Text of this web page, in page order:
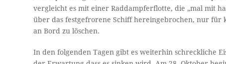
vergleicht es mit einer Raddampferflotte, die „mal mit
über das festgefrorene Schiff hereingebrochen, nur für
an Bord zu löschen.
In den folgenden Tagen gibt es weiterhin schreckliche